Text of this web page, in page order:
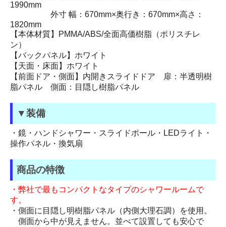
1990mm
外寸 幅：670mm×奥行き：670mm×高さ：
1820mm
【本体材質】PMMA/ABS/全面高価樹脂（ポリスチレ
ン）
【バックパネル】ホワイト
【天面・床面】ホワイト
【前面ドア・側面】内開きスライドドア 扉：半透明樹
脂パネル 側面：目隠し樹脂パネル
▼装備
・鏡・ハンドシャワー・スライドポール・LEDライト・
操作パネル・換気扇
商品の特徴
・弊社で最もコンパクトなタイプのシャワールームで
す。
・側面に目隠し明樹脂パネル（内側大理石調）を使用。
側面から中が見えません。並べて設置しても安心で